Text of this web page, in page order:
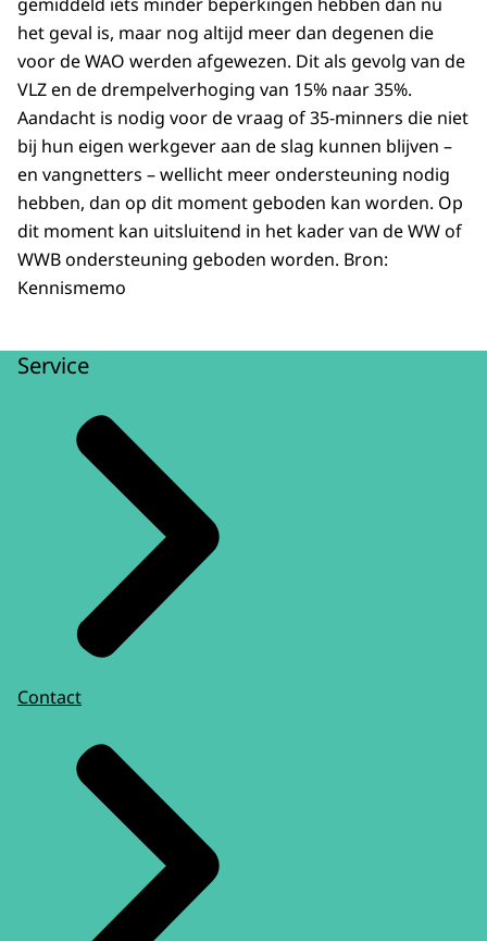
gemiddeld iets minder beperkingen hebben dan nu
het geval is, maar nog altijd meer dan degenen die
voor de WAO werden afgewezen. Dit als gevolg van de
VLZ en de drempelverhoging van 15% naar 35%.
Aandacht is nodig voor de vraag of 35-minners die niet
bij hun eigen werkgever aan de slag kunnen blijven –
en vangnetters – wellicht meer ondersteuning nodig
hebben, dan op dit moment geboden kan worden. Op
dit moment kan uitsluitend in het kader van de WW of
WWB ondersteuning geboden worden. Bron:
Kennismemo
Service
Contact